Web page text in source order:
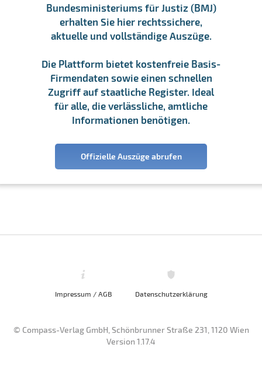
Bundesministeriums für Justiz (BMJ)
erhalten Sie hier rechtssichere,
aktuelle und vollständige Auszüge.
Die Plattform bietet kostenfreie Basis-
Firmendaten sowie einen schnellen
Zugriff auf staatliche Register. Ideal
für alle, die verlässliche, amtliche
Informationen benötigen.
Offizielle Auszüge abrufen
Impressum / AGB Datenschutzerklärung
© Compass-Verlag GmbH, Schönbrunner Straße 231, 1120 Wien
Version 1.17.4